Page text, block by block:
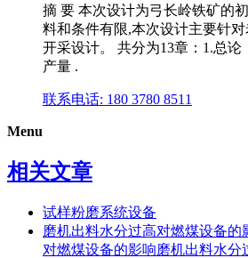
摘 要 本次设计为弓长岭铁矿的
料和条件有限,本次设计主要针
开采设计。 共分为13章：1.总论
产量 .
联系电话: 180 3780 8511
Menu
相关文章
试样粉磨系统设备
磨机出料水分过高对燃煤设备的
对燃煤设备的影响磨机出料水分